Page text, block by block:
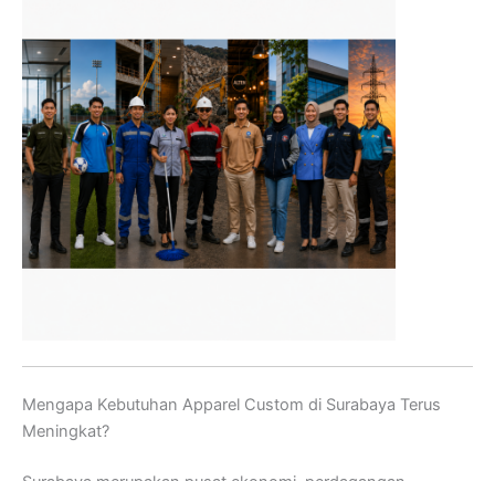
Mengapa Kebutuhan Apparel Custom di Surabaya Terus
Meningkat?